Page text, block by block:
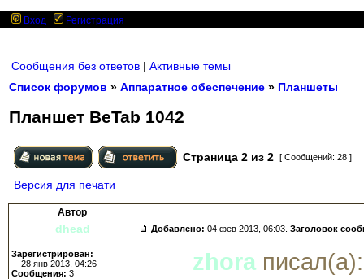
Вход Регистрация
Сообщения без ответов | Активные темы
Список форумов » Аппаратное обеспечение » Планшеты
Планшет BeTab 1042
Страница 2 из 2 [ Сообщений: 28 ]
Версия для печати
Автор
dhead Добавлено: 04 фев 2013, 06:03. Заголовок
Зарегистрирован:
28 янв 2013, 04:26
Сообщения: 3 zhora писал(а):